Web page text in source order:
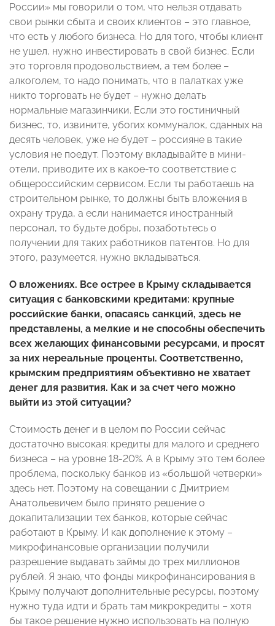
России» мы говорили о том, что нельзя отдавать
свои рынки сбыта и своих клиентов – это главное,
что есть у любого бизнеса. Но для того, чтобы клиент
не ушел, нужно инвестировать в свой бизнес. Если
это торговля продовольствием, а тем более –
алкоголем, то надо понимать, что в палатках уже
никто торговать не будет – нужно делать
нормальные магазинчики. Если это гостиничный
бизнес, то, извините, убогих коммуналок, сданных на
десять человек, уже не будет – россияне в такие
условия не поедут. Поэтому вкладывайте в мини-
отели, приводите их в какое-то соответствие с
общероссийским сервисом. Если ты работаешь на
строительном рынке, то должны быть вложения в
охрану труда, а если нанимается иностранный
персонал, то будьте добры, позаботьтесь о
получении для таких работников патентов. Но для
этого, разумеется, нужно вкладываться.
О вложениях. Все острее в Крыму складывается
ситуация с банковскими кредитами: крупные
российские банки, опасаясь санкций, здесь не
представлены, а мелкие и не способны обеспечить
всех желающих финансовыми ресурсами, и просят
за них нереальные проценты. Соответственно,
крымским предприятиям объективно не хватает
денег для развития. Как и за счет чего можно
выйти из этой ситуации?
Стоимость денег и в целом по России сейчас
достаточно высокая: кредиты для малого и среднего
бизнеса – на уровне 18-20%. А в Крыму это тем более
проблема, поскольку банков из «большой четверки»
здесь нет. Поэтому на совещании с Дмитрием
Анатольевичем было принято решение о
докапитализации тех банков, которые сейчас
работают в Крыму. И как дополнение к этому –
микрофинансовые организации получили
разрешение выдавать займы до трех миллионов
рублей. Я знаю, что фонды микрофинансирования в
Крыму получают дополнительные ресурсы, поэтому
нужно туда идти и брать там микрокредиты – хотя
бы такое решение нужно использовать на полную